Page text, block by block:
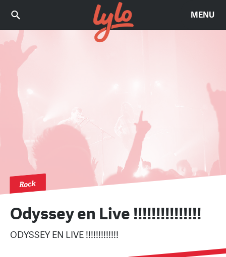
MENU
Rock
Odyssey en Live !!!!!!!!!!!!!!!
ODYSSEY EN LIVE !!!!!!!!!!!!!